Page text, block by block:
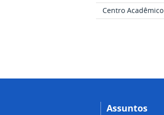
Centro Acadêmico
Assuntos